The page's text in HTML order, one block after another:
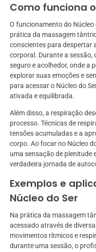
Como funciona
O funcionamento do
prática da massagem
conscientes para despertar
corporal. Durante a
seguro e acolhedor, onde a
explorar suas emoções e
para acessar o Núcleo do
ativada e equilibrada.
Além disso, a respiração
processo. Técnicas de
tensões acumuladas e a
corpo. Ao focar no Núcleo
uma sensação de plenitude
verdadeira jornada de
Exemplos e
Núcleo do Ser
Na prática da massagem
acessado através de
movimentos rítmicos e
durante uma sessão, o